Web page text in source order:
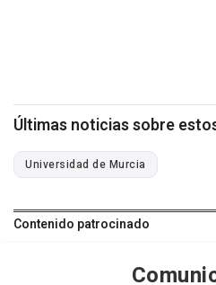
Últimas noticias sobre
Universidad de Murcia
Contenido patrocinado